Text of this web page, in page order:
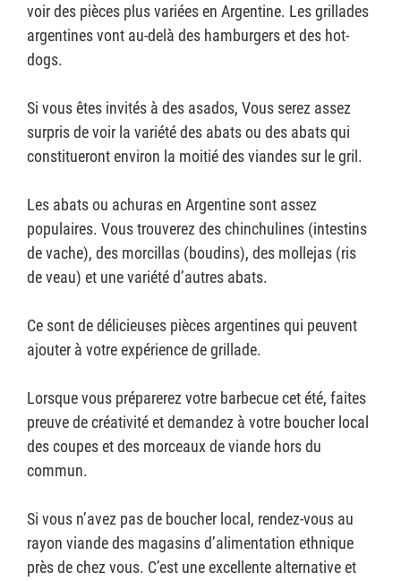
voir des pièces plus variées en Argentine. Les grillades
argentines vont au-delà des hamburgers et des hot-
dogs.
Si vous êtes invités à des asados, Vous serez assez
surpris de voir la variété des abats ou des abats qui
constitueront environ la moitié des viandes sur le gril.
Les abats ou achuras en Argentine sont assez
populaires. Vous trouverez des chinchulines (intestins
de vache), des morcillas (boudins), des mollejas (ris
de veau) et une variété d’autres abats.
Ce sont de délicieuses pièces argentines qui peuvent
ajouter à votre expérience de grillade.
Lorsque vous préparerez votre barbecue cet été, faites
preuve de créativité et demandez à votre boucher local
des coupes et des morceaux de viande hors du
commun.
Si vous n’avez pas de boucher local, rendez-vous au
rayon viande des magasins d’alimentation ethnique
près de chez vous. C’est une excellente alternative et